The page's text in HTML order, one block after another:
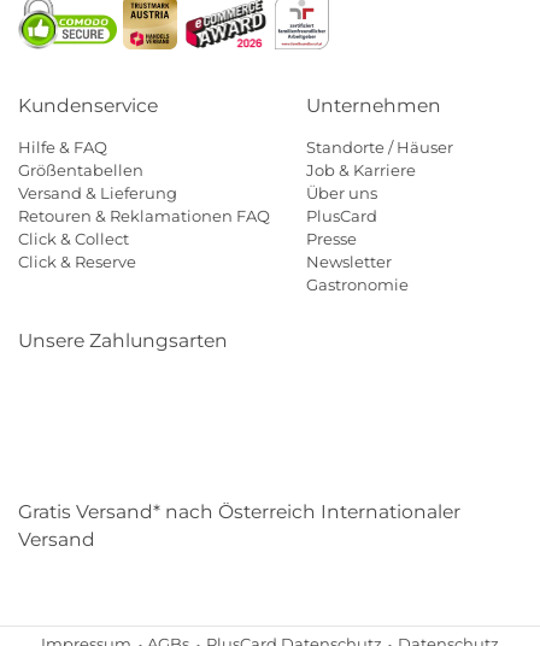
Kundenservice
Hilfe & FAQ
Größentabellen
Versand & Lieferung
Retouren & Reklamationen FAQ
Click & Collect
Click & Reserve
Unternehmen
Standorte / Häuser
Job & Karriere
Über uns
PlusCard
Presse
Newsletter
Gastronomie
Unsere Zahlungsarten
Gratis Versand* nach Österreich Internationaler
Versand